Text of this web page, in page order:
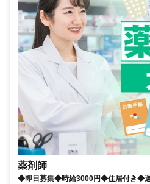
薬剤師
◆即日募集◆時給3000円◆住居付き◆